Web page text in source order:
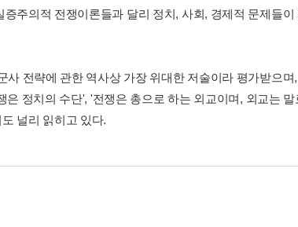
증주의적 전쟁이론들과 달리 정치, 사회, 경제적 문제들
사 전략에 관한 역사상 가장 위대한 저술이라 평가받으
은 정치의 수단', '전쟁은 총으로 하는 외교이며, 외교는
널리 읽히고 있다.